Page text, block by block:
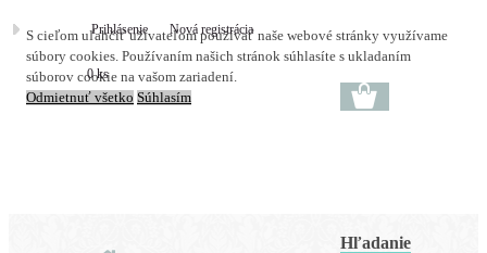
S cieľom uľahčiť užívateľom používať naše webové stránky využívame
súbory cookies. Používaním našich stránok súhlasíte s ukladaním
súborov cookie na vašom zariadení.
Odmietnuť všetko Súhlasím
Hľadanie
Prihlásenie Nová registrácia
0 ks